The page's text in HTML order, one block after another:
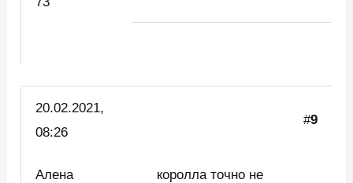
20.02.2021,
08:26
#9
Алена
королла точно не